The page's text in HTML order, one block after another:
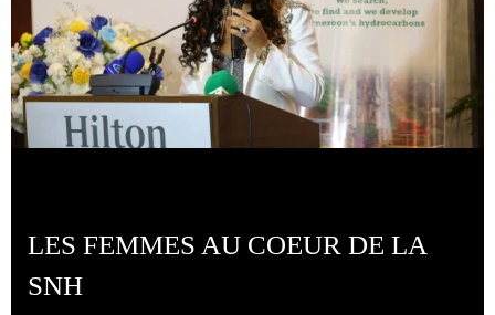
LES FEMMES AU COEUR DE LA
SNH